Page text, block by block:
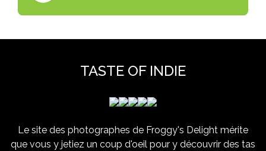
TASTE OF INDIE
Le site des photographes de Froggy's Delight mérite
que vous y jetiez un coup d'oeil pour y découvrir des tas